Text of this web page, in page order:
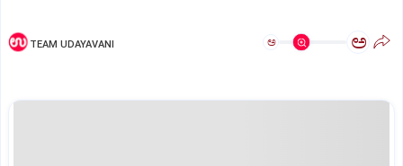
TEAM UDAYAVANI ಅ ಅ